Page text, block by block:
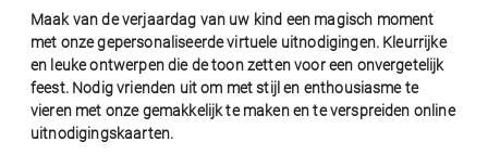
Rouw
Verjaardag
Maak van de verjaardag van uw kind een magisch moment
met onze gepersonaliseerde virtuele uitnodigingen. Kleurrijke
en leuke ontwerpen die de toon zetten voor een onvergetelijk
feest. Nodig vrienden uit om met stijl en enthousiasme te
vieren met onze gemakkelijk te maken en te verspreiden online
uitnodigingskaarten.